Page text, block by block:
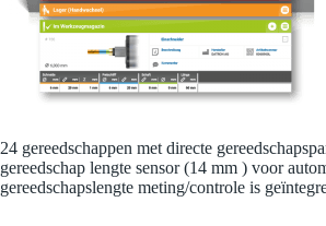
24 gereedschappen met directe
gereedschap lengte sensor (14 mm ) voor
gereedschapslengte meting/controle is